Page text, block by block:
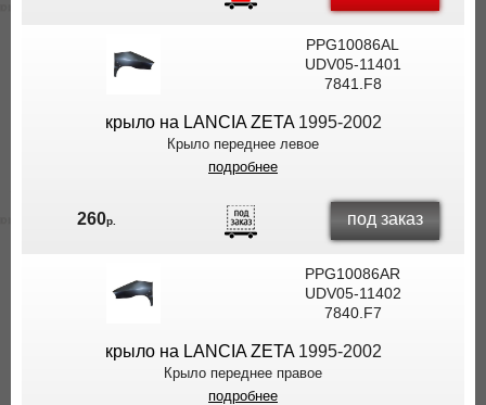
PPG10086AL
UDV05-11401
7841.F8
крыло на LANCIA ZETA1995-2002
Крыло переднее левое
подробнее
260р. под заказ
PPG10086AR
UDV05-11402
7840.F7
крыло на LANCIA ZETA1995-2002
Крыло переднее правое
подробнее